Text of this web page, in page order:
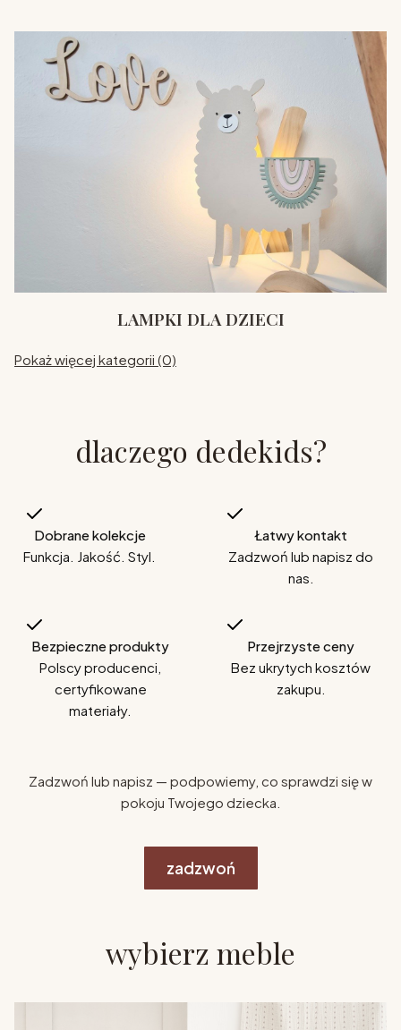
LAMPKI DLA DZIECI
Pokaż więcej kategorii (0)
dlaczego dedekids?
Dobrane kolekcje
Funkcja. Jakość. Styl.
Łatwy kontakt
Zadzwoń lub napisz do
nas.
Bezpieczne produkty
Polscy producenci,
certyfikowane
materiały.
Przejrzyste ceny
Bez ukrytych kosztów
zakupu.
Zadzwoń lub napisz — podpowiemy, co sprawdzi się w
pokoju Twojego dziecka.
zadzwoń
wybierz meble